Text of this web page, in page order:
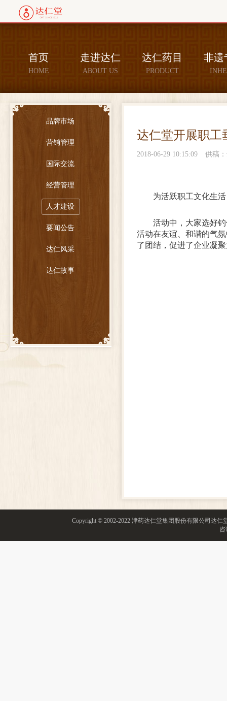
首页
HOME
走进达仁
ABOUT US
达仁药目
PRODUCT
非遗
品牌市场
营销管理
国际交流
经营管理
人才建设
要闻公告
达仁风采
达仁故事
达仁堂开展职工
2018-06-29 10:15:09 供稿
为活跃职工文化生
活动中，大家选好
活动在友谊、和谐的气
了团结，促进了企业凝
Copyright © 2002-2022 津药达仁堂集团股份有限公司